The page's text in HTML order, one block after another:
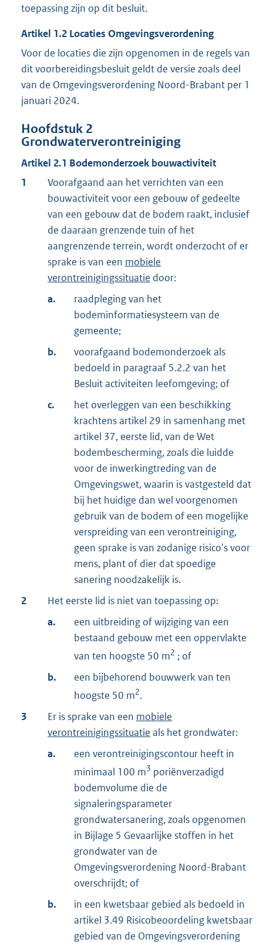
toepassing zijn op dit besluit.
Artikel 1.2 Locaties Omgevingsverordening
Voor de locaties die zijn opgenomen in de regels van
dit voorbereidingsbesluit geldt de versie zoals deel
van de Omgevingsverordening Noord-Brabant per 1
januari 2024.
Hoofdstuk 2
Grondwaterverontreiniging
Artikel 2.1 Bodemonderzoek bouwactiviteit
1
Voorafgaand aan het verrichten van een
bouwactiviteit voor een gebouw of gedeelte
van een gebouw dat de bodem raakt, inclusief
de daaraan grenzende tuin of het
aangrenzende terrein, wordt onderzocht of er
sprake is van een mobiele
verontreinigingssituatie door:
a.
raadpleging van het
bodeminformatiesysteem van de
gemeente;
b.
voorafgaand bodemonderzoek als
bedoeld in paragraaf 5.2.2 van het
Besluit activiteiten leefomgeving; of
c.
het overleggen van een beschikking
krachtens artikel 29 in samenhang met
artikel 37, eerste lid, van de Wet
bodembescherming, zoals die luidde
voor de inwerkingtreding van de
Omgevingswet, waarin is vastgesteld dat
bij het huidige dan wel voorgenomen
gebruik van de bodem of een mogelijke
verspreiding van een verontreiniging,
geen sprake is van zodanige risico's voor
mens, plant of dier dat spoedige
sanering noodzakelijk is.
2
Het eerste lid is niet van toepassing op:
a.
een uitbreiding of wijziging van een
bestaand gebouw met een oppervlakte
van ten hoogste 50 m2 ; of
b.
een bijbehorend bouwwerk van ten
hoogste 50 m2.
3
Er is sprake van een mobiele
verontreinigingssituatie als het grondwater:
a.
een verontreinigingscontour heeft in
minimaal 100 m3 poriënverzadigd
bodemvolume die de
signaleringsparameter
grondwatersanering, zoals opgenomen
in Bijlage 5 Gevaarlijke stoffen in het
grondwater van de
Omgevingsverordening Noord-Brabant
overschrijdt; of
b.
in een kwetsbaar gebied als bedoeld in
artikel 3.49 Risicobeoordeling kwetsbaar
gebied van de Omgevingsverordening